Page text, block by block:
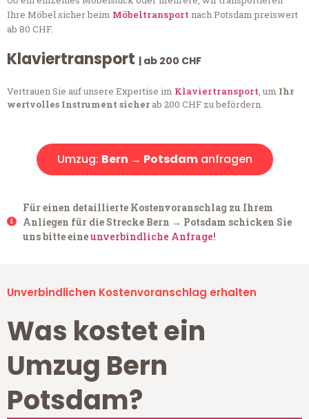
Ihre Möbel sicher beim Möbeltransportnach Potsdam preiswert
ab 80 CHF.
Klaviertransport | ab 200 CHF
Vertrauen Sie auf unsere Expertise im Klaviertransport, um Ihr
wertvolles Instrument sicherab 200 CHF zu befördern.
Umzug: Bern → Potsdamanfragen
Für einen detaillierte Kostenvoranschlag zu Ihrem
Anliegen für die Strecke Bern → Potsdam schicken Sie
uns bitte eineunverbindliche Anfrage!
Unverbindlichen Kostenvoranschlag erhalten
Was kostet ein
Umzug Bern
Potsdam?